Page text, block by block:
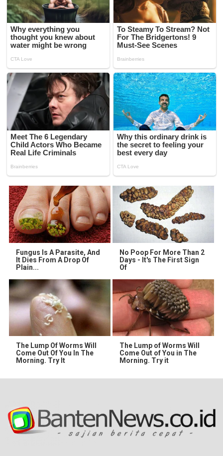
Fungus Is A Parasite, And
It Dies From A Drop Of
Plain...
No Poop For More Than 2
Days - It's The First Sign
Of
The Lump Of Worms Will
Come Out Of You In The
Morning. Try It
The Lump of Worms Will
Come Out of You in The
Morning. Try it